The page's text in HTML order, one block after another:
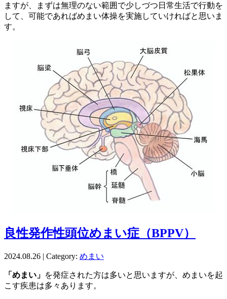
ますが、まずは無理のない範囲で少しづつ日常生活で行動を
して、可能であればめまい体操を実施していければと思いま
す。
良性発作性頭位めまい症（BPPV）
2024.08.26 | Category: めまい
「めまい」 を発症された方は多いと思いますが、めまいを起
こす疾患は多々あります。